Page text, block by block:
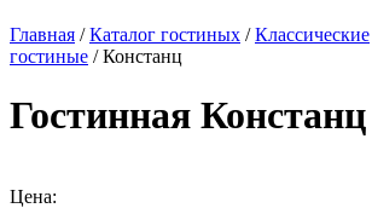
Главная /Каталог гостиных /Классические
гостиные / Констанц
Гостинная Констанц
Цена: